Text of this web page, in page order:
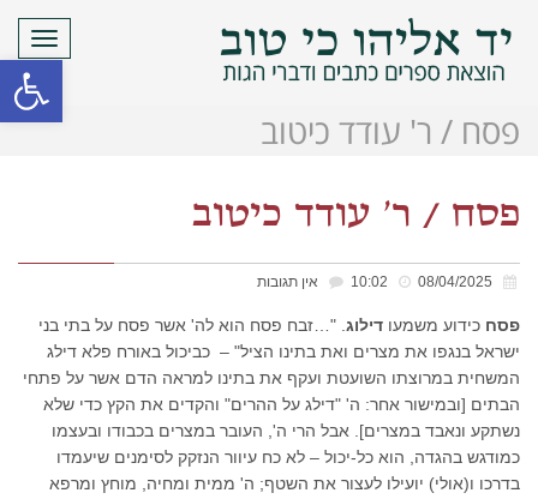
פתח
פסח / ר' עודד כיטוב
פסח / ר' עודד כיטוב
אין תגובות
פסח כידוע משמעו דילוג . "…זבח פסח הוא לה' אשר פסח על בתי בני
ישראל בנגפו את מצרים ואת בתינו הציל" – כביכול באורח פלא דילג
המשחית במרוצתו השועטת ועקף את בתינו למראה הדם אשר על פתחי
הבתים [ובמישור אחר: ה' "דילג על ההרים" והקדים את הקץ כדי שלא
נשתקע ונאבד במצרים]. אבל הרי ה', העובר במצרים בכבודו ובעצמו
כמודגש בהגדה, הוא כל-יכול – לא כח עיוור הנזקק לסימנים שיעמדו
בדרכו ו(אולי) יועילו לעצור את השטף; ה' ממית ומחיה, מוחץ ומרפא